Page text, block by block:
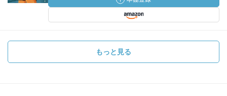
もっと見る